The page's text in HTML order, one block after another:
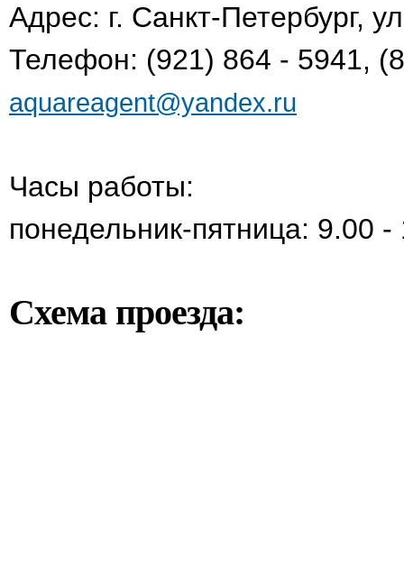
Адрес: г. Санкт-Петербург,
Телефон: (921) 864 - 5941,
aquareagent@yandex.ru
Часы работы:
понедельник-пятница: 9.00 -
Схема проезда: